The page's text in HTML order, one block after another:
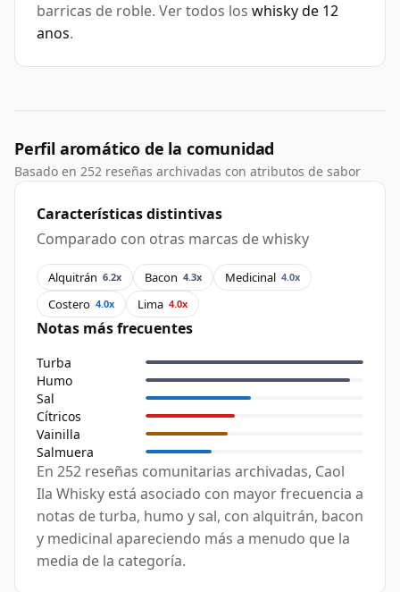
barricas de roble. Ver todos los whisky de 12
anos.
Perfil aromático de la comunidad
Basado en 252 reseñas archivadas con atributos de sabor
Características distintivas
Comparado con otras marcas de whisky
Alquitrán 6.2x Bacon 4.3x Medicinal 4.0x
Costero 4.0x Lima 4.0x
Notas más frecuentes
Turba
Humo
Sal
Cítricos
Vainilla
Salmuera
En 252 reseñas comunitarias archivadas, Caol
Ila Whisky está asociado con mayor frecuencia a
notas de turba, humo y sal, con alquitrán, bacon
y medicinal apareciendo más a menudo que la
media de la categoría.